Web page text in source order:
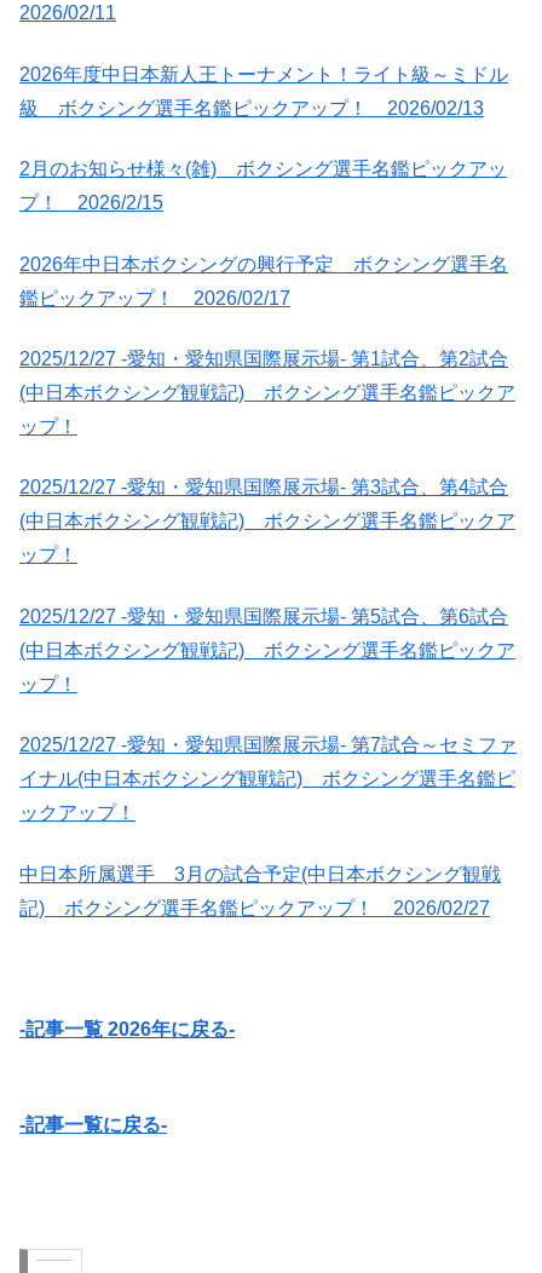
2026/02/11
2026年度中日本新人王トーナメント！ライト級～ミドル
級 ボクシング選手名鑑ピックアップ！ 2026/02/13
2月のお知らせ様々(雑) ボクシング選手名鑑ピックアッ
プ！ 2026/2/15
2026年中日本ボクシングの興行予定 ボクシング選手名
鑑ピックアップ！ 2026/02/17
2025/12/27 -愛知・愛知県国際展示場- 第1試合、第2試合
(中日本ボクシング観戦記) ボクシング選手名鑑ピックア
ップ！
2025/12/27 -愛知・愛知県国際展示場- 第3試合、第4試合
(中日本ボクシング観戦記) ボクシング選手名鑑ピックア
ップ！
2025/12/27 -愛知・愛知県国際展示場- 第5試合、第6試合
(中日本ボクシング観戦記) ボクシング選手名鑑ピックア
ップ！
2025/12/27 -愛知・愛知県国際展示場- 第7試合～セミファ
イナル(中日本ボクシング観戦記) ボクシング選手名鑑ピ
ックアップ！
中日本所属選手 3月の試合予定(中日本ボクシング観戦
記) ボクシング選手名鑑ピックアップ！ 2026/02/27
-記事一覧 2026年に戻る-
-記事一覧に戻る-